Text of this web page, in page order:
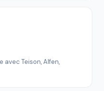
avec Teison, Alfen,